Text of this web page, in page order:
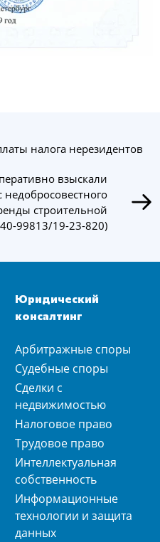
налога нерезидентов
взыскали
недобросовестного
строительной
99813/19-23-820)
Юридический
консалтинг
Арбитражные споры
Судебные споры
Сделки с
недвижимостью
Налоговое право
Трудовое право
Интеллектуальная
собственность
Информационные
технологии и защита
данных